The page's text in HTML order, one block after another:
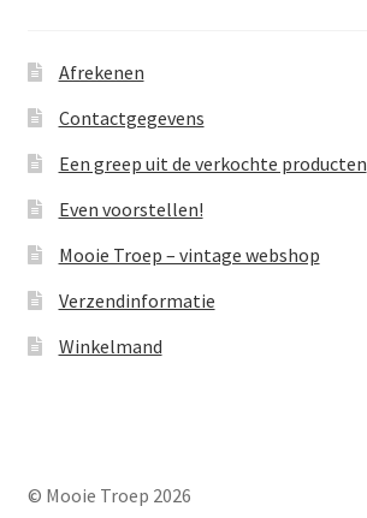
Afrekenen
Contactgegevens
Een greep uit de verkochte producten
Even voorstellen!
Mooie Troep – vintage webshop
Verzendinformatie
Winkelmand
© Mooie Troep 2026